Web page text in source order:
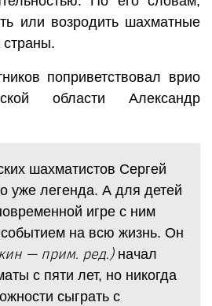
или возродить шахматные
страны.
поприветствовал врио
области Александр
шахматистов Сергей
уже легенда. А для детей
игре с ним
событием на всю жизнь. Он
— прим. ред.)начал
с пяти лет, но никогда
сыграть с